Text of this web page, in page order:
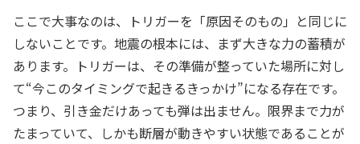
ここで大事なのは、トリガーを「原因そのもの」と同じに
しないことです。地震の根本には、まず大きな力の蓄積が
あります。トリガーは、その準備が整っていた場所に対し
て“今このタイミングで起きるきっかけ”になる存在です。
つまり、引き金だけあっても弾は出ません。限界まで力が
たまっていて、しかも断層が動きやすい状態であることが